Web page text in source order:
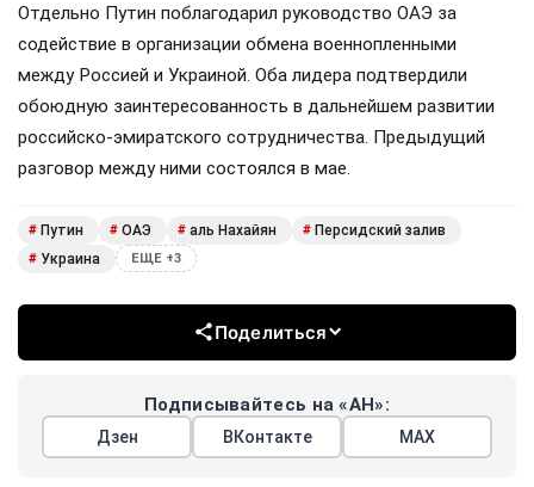
Отдельно Путин поблагодарил руководство ОАЭ за
содействие в организации обмена военнопленными
между Россией и Украиной. Оба лидера подтвердили
обоюдную заинтересованность в дальнейшем развитии
российско-эмиратского сотрудничества. Предыдущий
разговор между ними состоялся в мае.
# Путин # ОАЭ # аль Нахайян # Персидский залив
# Украина ЕЩЕ +3
Поделиться
Подписывайтесь на «АН»:
Дзен ВКонтакте МАХ